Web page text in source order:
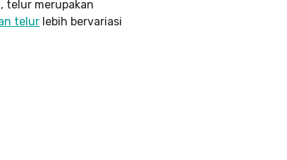
telur merupakan
telur lebih bervariasi